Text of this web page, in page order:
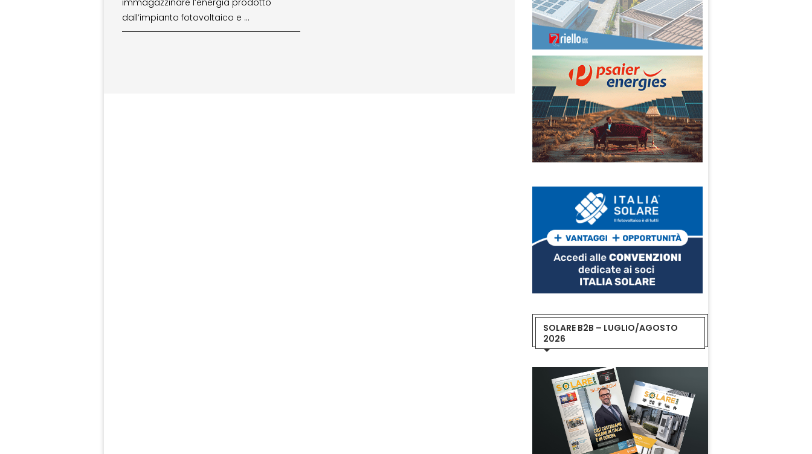
immagazzinare l’energia prodotto
dall’impianto fotovoltaico e …
SOLARE B2B – LUGLIO/AGOSTO
2026